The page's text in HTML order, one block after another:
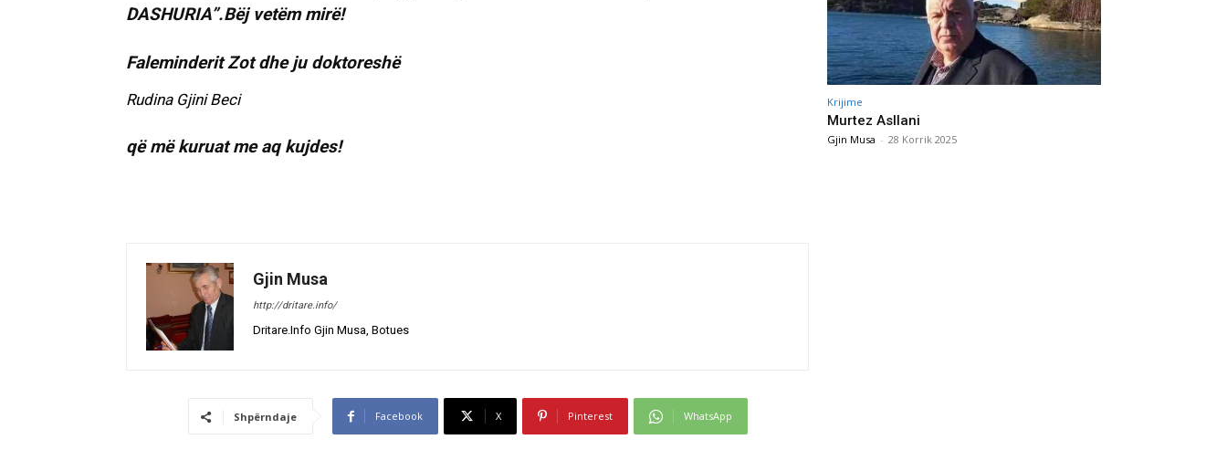
DASHURIA”.Bëj vetëm mirë!
Faleminderit Zot dhe ju doktoreshë
Rudina Gjini Beci
që më kuruat me aq kujdes!
Gjin Musa
http://dritare.info/
Dritare.Info Gjin Musa, Botues
Shpërndaje Facebook X Pinterest WhatsApp
Krijime
Murtez Asllani
Gjin Musa - 28 Korrik 2025